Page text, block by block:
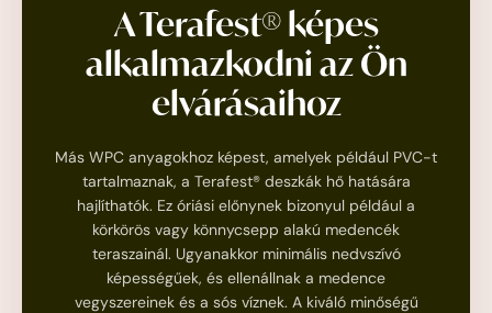
A Terafest® képes
alkalmazkodni az Ön
elvárásaihoz
Más WPC anyagokhoz képest, amelyek például PVC-t
tartalmaznak, a Terafest® deszkák hő hatására
hajlíthatók. Ez óriási előnynek bizonyul például a
körkörös vagy könnycsepp alakú medencék
teraszainál. Ugyanakkor minimális nedvszívó
képességűek, és ellenállnak a medence
vegyszereinek és a sós víznek. A kiváló minőségű